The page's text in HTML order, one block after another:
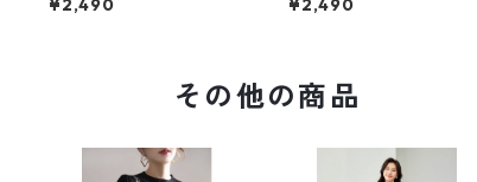
m-465
¥2,490
開 オールインワン m-385
¥2,490
その他の商品